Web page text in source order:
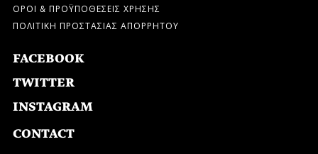
ΟΡΟΙ & ΠΡΟΫΠΟΘΕΣΕΙΣ ΧΡΗΣΗΣ
ΠΟΛΙΤΙΚΗ ΠΡΟΣΤΑΣΙΑΣ ΑΠΟΡΡΗΤΟΥ
FACEBOOK
TWITTER
INSTAGRAM
CONTACT